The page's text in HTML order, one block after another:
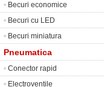
• Becuri economice
• Becuri cu LED
• Becuri miniatura
Pneumatica
• Conector rapid
• Electroventile